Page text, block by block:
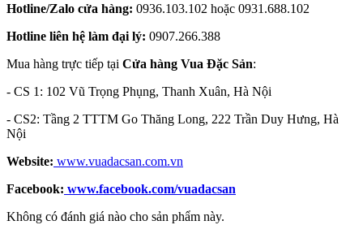
Hotline/Zalo cửa hàng: 0936.103.102 hoặc 0931.688.102
Hotline liên hệ làm đại lý: 0907.266.388
Mua hàng trực tiếp tại Cửa hàng Vua Đặc Sản:
- CS 1: 102 Vũ Trọng Phụng, Thanh Xuân, Hà Nội
- CS2: Tầng 2 TTTM Go Thăng Long, 222 Trần Duy Hưng, Hà
Nội
Website: www.vuadacsan.com.vn
Facebook: www.facebook.com/vuadacsan
Không có đánh giá nào cho sản phẩm này.